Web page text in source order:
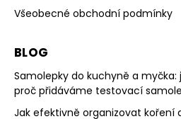
Všeobecné obchodní podmínky
BLOG
Samolepky do kuchyně a myčka:
proč přidáváme testovací
Jak efektivně organizovat koření